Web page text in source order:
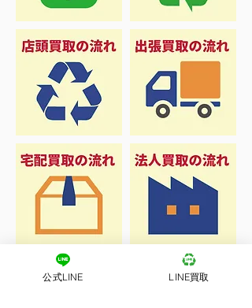
公式LINE LINE買取